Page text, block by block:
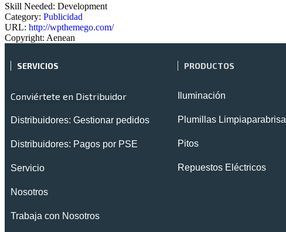
Skill Needed: Development
Category: Publicidad
URL: http://wpthemego.com/
Copyright: Aenean
SERVICIOS
Conviértete en Distribuidor
Distribuidores: Gestionar pedidos
Distribuidores: Pagos por PSE
Servicio
Nosotros
Trabaja con Nosotros
PRODUCTOS
Iluminación
Plumillas
Pitos
Repuestos Eléctricos